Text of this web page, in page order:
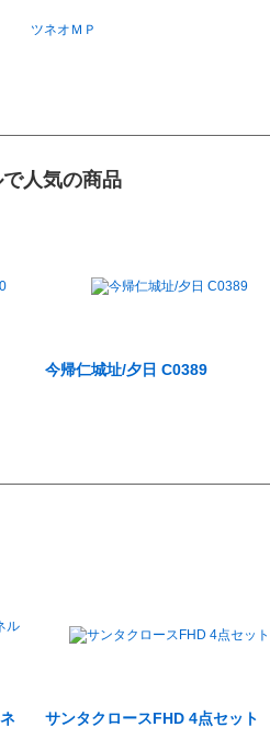
ツネオＭＰ
人気の商品
今帰仁城址/夕日 C0389
サンタクロースFHD 4点セット